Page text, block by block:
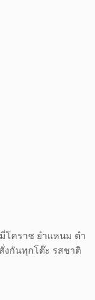
โคราช ยำแหนม ตำ
งกันทุกโต๊ะ รสชาติ